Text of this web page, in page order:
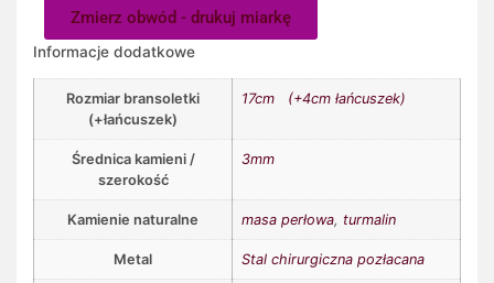
Zmierz obwód - drukuj miarkę
Informacje dodatkowe
Rozmiar bransoletki
(+łańcuszek)
17cm (+4cm łańcuszek)
Średnica kamieni /
szerokość
3mm
Kamienie naturalne masa perłowa, turmalin
Metal Stal chirurgiczna pozłacana